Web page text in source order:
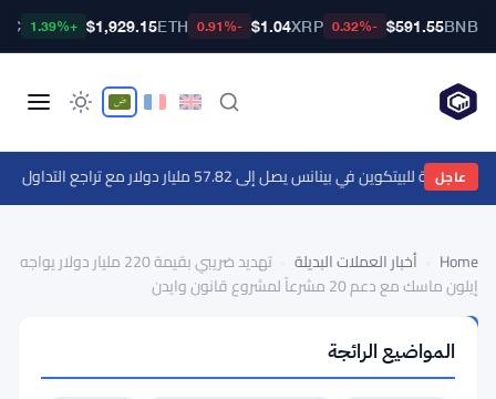
BNB
$591.55
-0.32%
XRP
$1.04
-0.91%
ETH
$1,929.15
+1.39%
عاجل
للبيتكوين في بينانس يصل إلى 57.82 مليار دولار مع تراجع التداول الفوري بثمانية أضعاف
Home أخبار العملات البديلة
تهديد ضريبي بقيمة 220 مليار دولار يواجه
إيلون ماسك مع دعم 20 مشرعاً لمشروع قانون وايدن
العملات
البديلة
المواضيع الرائجة